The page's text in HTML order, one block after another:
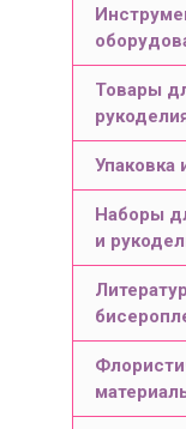
Товары
Упаковка
Наборы
и